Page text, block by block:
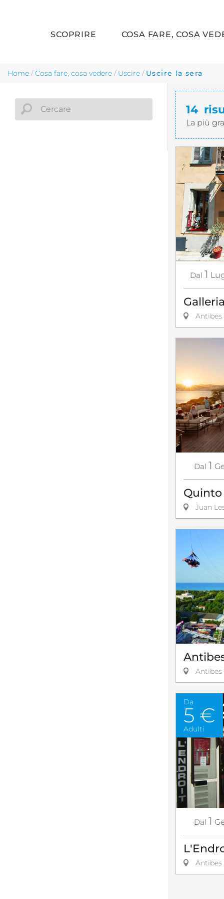
Skip to main content
SCOPRIRE COSA FARE, COSA
Home /Cosa fare, cosa vedere / Uscire / Uscire la sera
14
La più
Dal 1
Antibes
Dal 1
Quinto
Juan
Antibes
Da
5 €
Adulti
Dal 1
Antibes